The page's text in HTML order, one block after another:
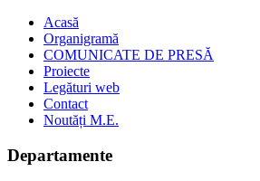
Acasă
Organigramă
COMUNICATE DE PRESĂ
Proiecte
Legături web
Contact
Noutăți M.E.
Departamente